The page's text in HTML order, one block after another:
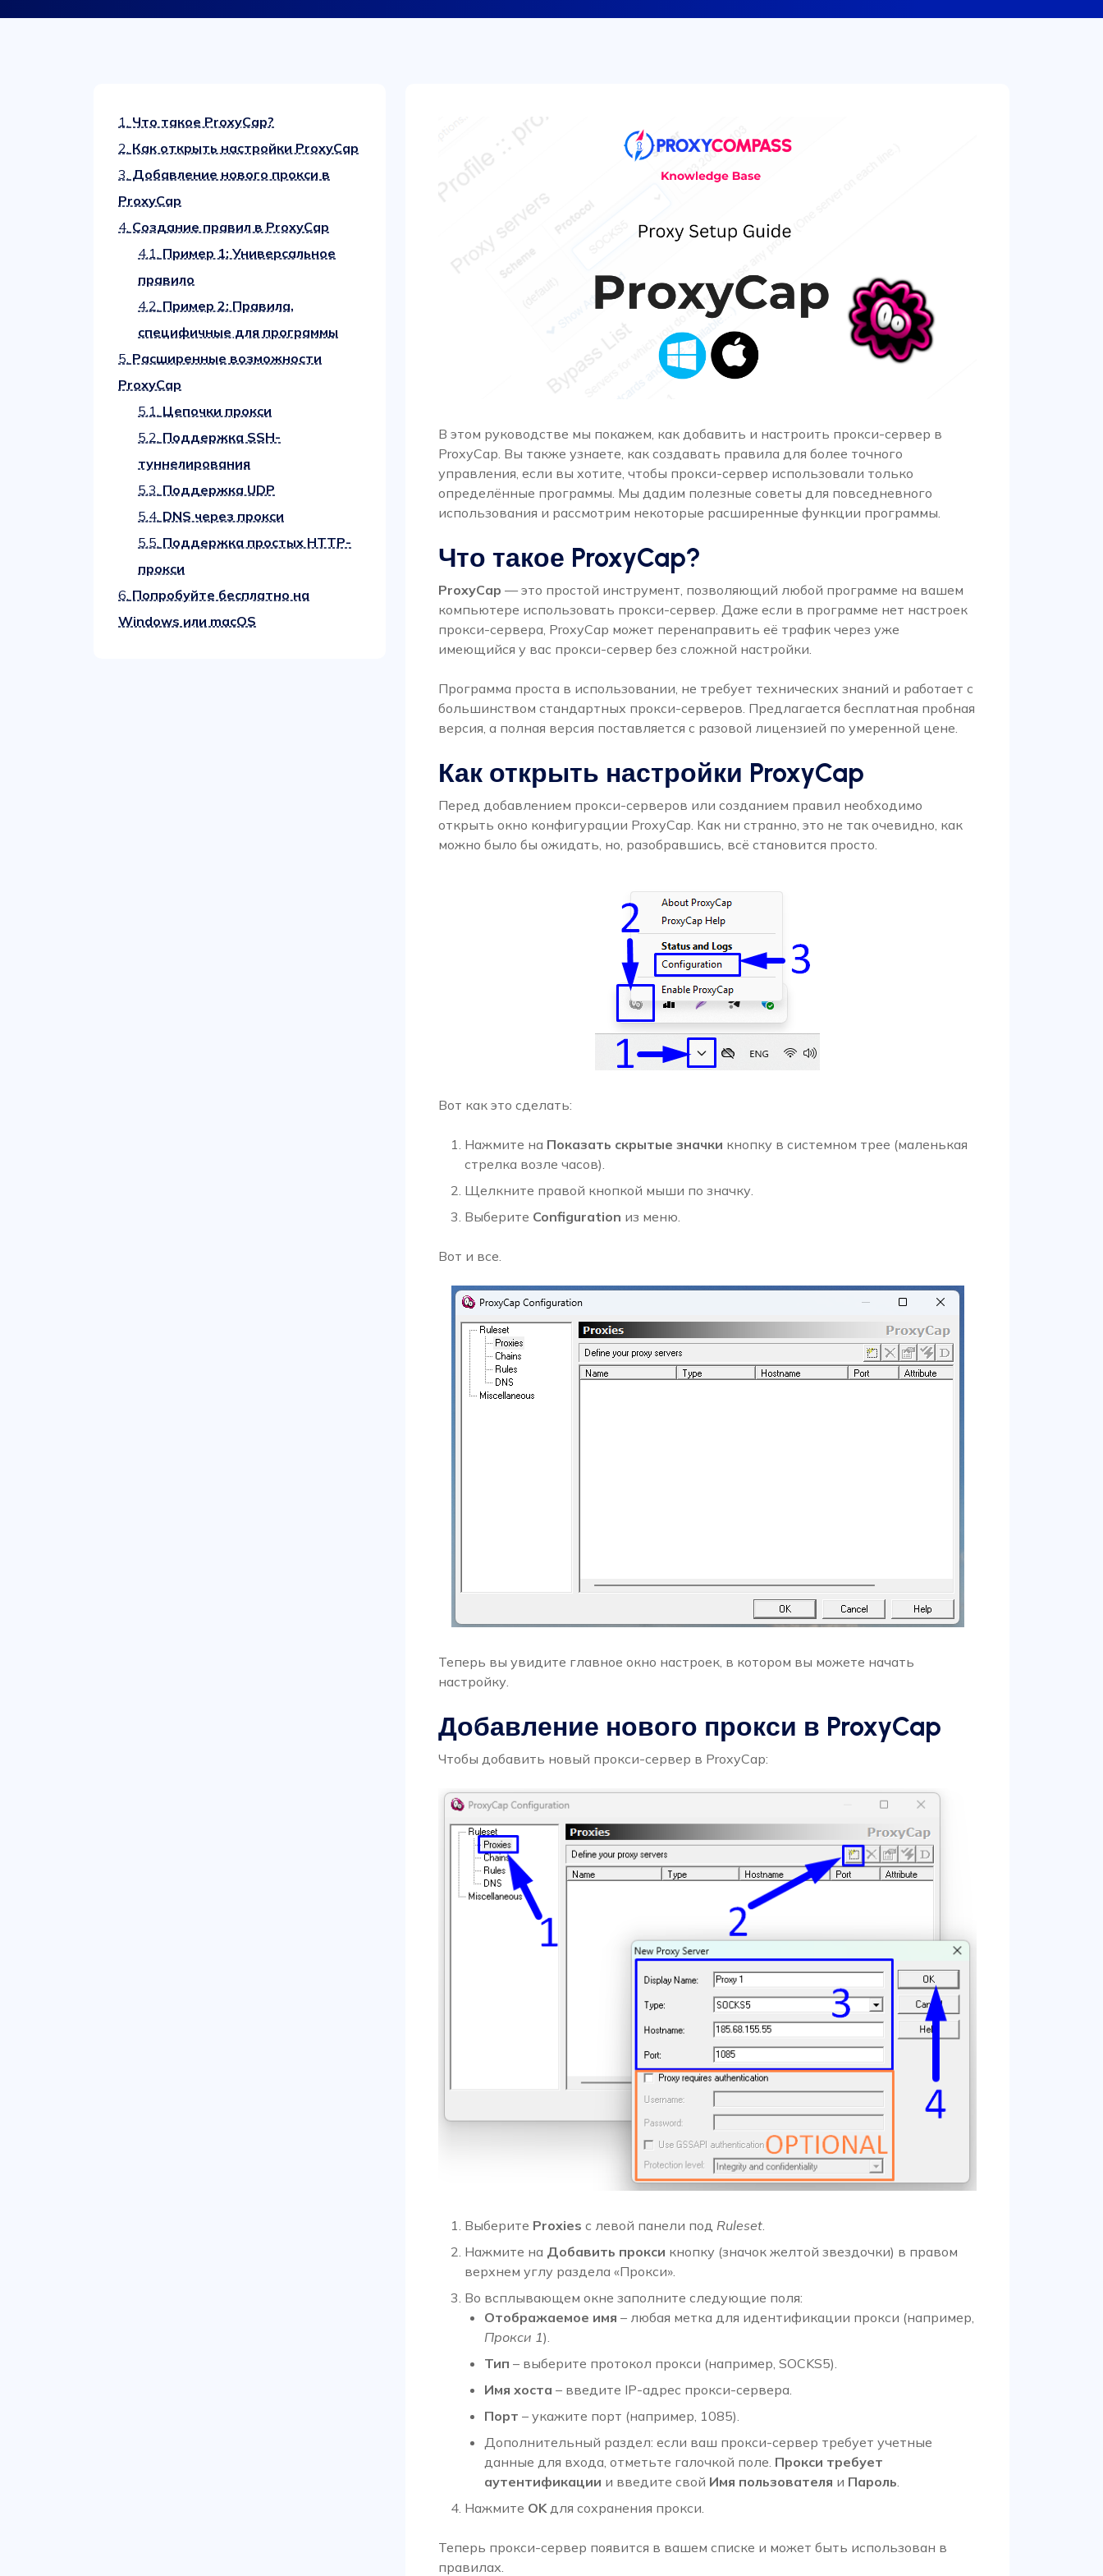
1. Что такое ProxyCap?
2. Как открыть настройки ProxyCap
3. Добавление нового прокси в
ProxyCap
4. Создание правил в ProxyCap
4.1. Пример 1: Универсальное
правило
4.2. Пример 2: Правила,
специфичные для программы
5. Расширенные возможности
ProxyCap
5.1. Цепочки прокси
5.2. Поддержка SSH-
туннелирования
5.3. Поддержка UDP
5.4. DNS через прокси
5.5. Поддержка простых HTTP-
прокси
6. Попробуйте бесплатно на
Windows или macOS
В этом руководстве мы покажем, как добавить и настроить прокси-сервер в
ProxyCap. Вы также узнаете, как создавать правила для более точного
управления, если вы хотите, чтобы прокси-сервер использовали только
определённые программы. Мы дадим полезные советы для повседневного
использования и рассмотрим некоторые расширенные функции программы.
Что такое ProxyCap?
ProxyCap — это простой инструмент, позволяющий любой программе на вашем
компьютере использовать прокси-сервер. Даже если в программе нет настроек
прокси-сервера, ProxyCap может перенаправить её трафик через уже
имеющийся у вас прокси-сервер без сложной настройки.
Программа проста в использовании, не требует технических знаний и работает с
большинством стандартных прокси-серверов. Предлагается бесплатная пробная
версия, а полная версия поставляется с разовой лицензией по умеренной цене.
Как открыть настройки ProxyCap
Перед добавлением прокси-серверов или созданием правил необходимо
открыть окно конфигурации ProxyCap. Как ни странно, это не так очевидно, как
можно было бы ожидать, но, разобравшись, всё становится просто.
Вот как это сделать:
Нажмите на Показать скрытые значки кнопку в системном трее (маленькая
стрелка возле часов).
Щелкните правой кнопкой мыши по значку.
Выберите Configuration из меню.
Вот и все.
Теперь вы увидите главное окно настроек, в котором вы можете начать
настройку.
Добавление нового прокси в ProxyCap
Чтобы добавить новый прокси-сервер в ProxyCap:
Выберите Proxies с левой панели под Ruleset.
Нажмите на Добавить прокси кнопку (значок желтой звездочки) в правом
верхнем углу раздела «Прокси».
Во всплывающем окне заполните следующие поля:
Отображаемое имя – любая метка для идентификации прокси (например,
Прокси 1).
Тип – выберите протокол прокси (например, SOCKS5).
Имя хоста – введите IP-адрес прокси-сервера.
Порт – укажите порт (например, 1085).
Дополнительный раздел: если ваш прокси-сервер требует учетные
данные для входа, отметьте галочкой поле. Прокси требует
аутентификации и введите свой Имя пользователя и Пароль.
Нажмите OKдля сохранения прокси.
Теперь прокси-сервер появится в вашем списке и может быть использован в
правилах.